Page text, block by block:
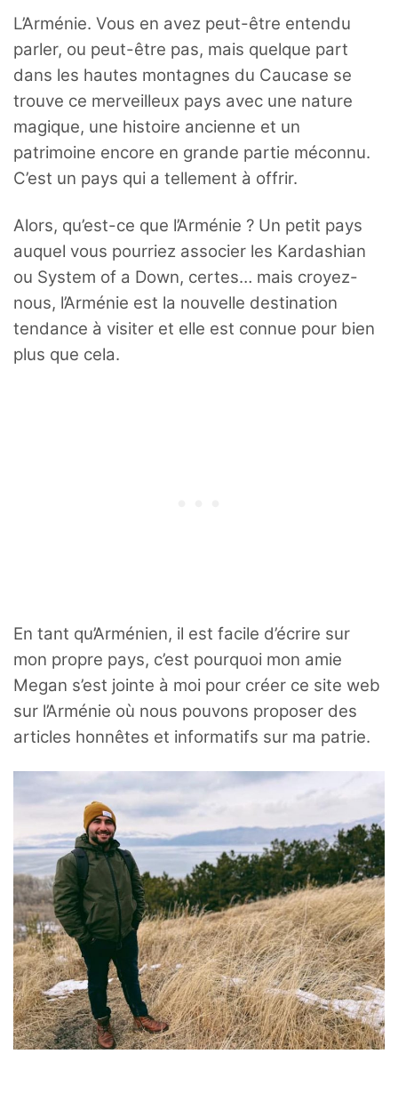
L’Arménie. Vous en avez peut-être entendu
parler, ou peut-être pas, mais quelque part
dans les hautes montagnes du Caucase se
trouve ce merveilleux pays avec une nature
magique, une histoire ancienne et un
patrimoine encore en grande partie méconnu.
C’est un pays qui a tellement à offrir.
Alors, qu’est-ce que l’Arménie ? Un petit pays
auquel vous pourriez associer les Kardashian
ou System of a Down, certes… mais croyez-
nous, l’Arménie est la nouvelle destination
tendance à visiter et elle est connue pour bien
plus que cela.
En tant qu’Arménien, il est facile d’écrire sur
mon propre pays, c’est pourquoi mon amie
Megan s’est jointe à moi pour créer ce site web
sur l’Arménie où nous pouvons proposer des
articles honnêtes et informatifs sur ma patrie.